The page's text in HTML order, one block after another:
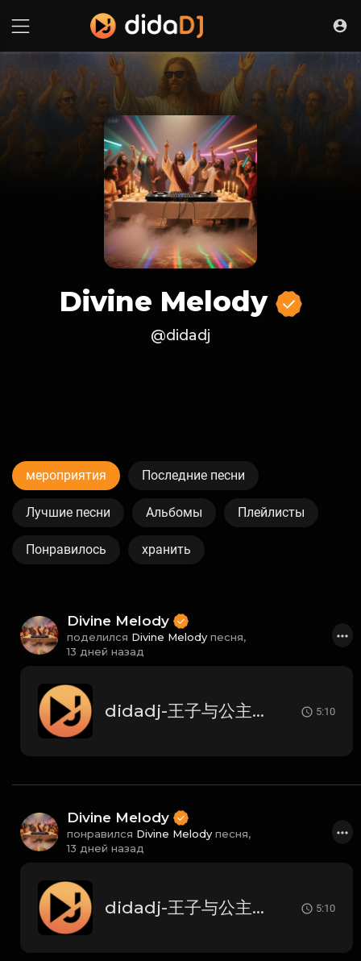
Divine Melody
@didadj
мероприятия Последние песни
Лучшие песни Альбомы Плейлисты
Понравилось хранить
Divine Melody
поделился Divine Melody песня,
13 дней назад
didadj-王子与公主 (Dida House) 5:10
Divine Melody
понравился Divine Melody песня,
13 дней назад
didadj-王子与公主 (Dida House) 5:10